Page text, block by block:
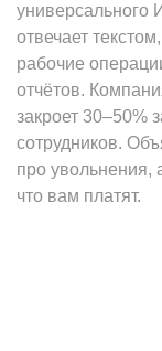
универсального
отвечает
рабочие
отчётов.
закроет 30–50%
сотрудников.
про увольнения,
что вам платят.